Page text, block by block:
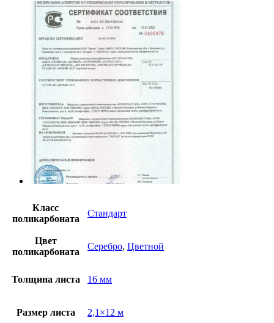
Класс
поликарбоната
Стандарт
Цвет
поликарбоната
Серебро, Цветной
Толщина листа 16 мм
Размер листа 2,1×12 м